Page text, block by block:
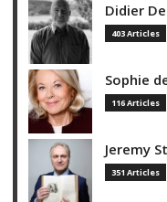
Didier
403 Articles
Sophie
116 Articles
Jeremy
351 Articles